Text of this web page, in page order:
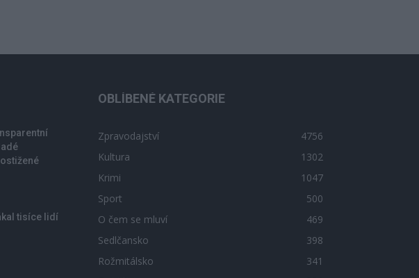
tisíce lidí
OBLÍBENÉ KATEGORIE
Zpravodajství
4756
Kultura
1302
Krimi
1047
Sport
500
O čem se mluví
469
Sedlčansko
398
Rožmitálsko
341